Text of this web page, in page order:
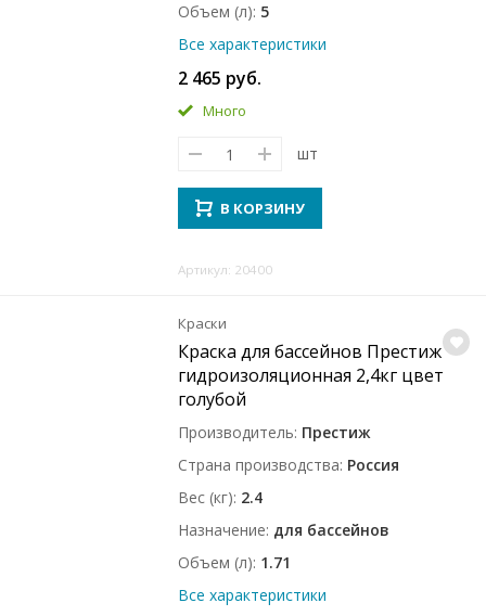
Объем (л) 5
Все характеристики
2 465 руб.
Много
шт
В КОРЗИНУ
Артикул: 20400
Краски
Краска для бассейнов Престиж
гидроизоляционная 2,4кг цвет
голубой
Производитель Престиж
Страна производства Россия
Вес (кг) 2.4
Назначение для бассейнов
Объем (л) 1.71
Все характеристики